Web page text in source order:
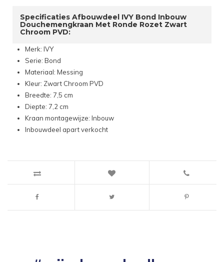
Specificaties Afbouwdeel IVY Bond Inbouw
Douchemengkraan Met Ronde Rozet Zwart
Chroom PVD:
Merk: IVY
Serie: Bond
Materiaal: Messing
Kleur: Zwart Chroom PVD
Breedte: 7,5 cm
Diepte: 7,2 cm
Kraan montagewijze: Inbouw
Inbouwdeel apart verkocht